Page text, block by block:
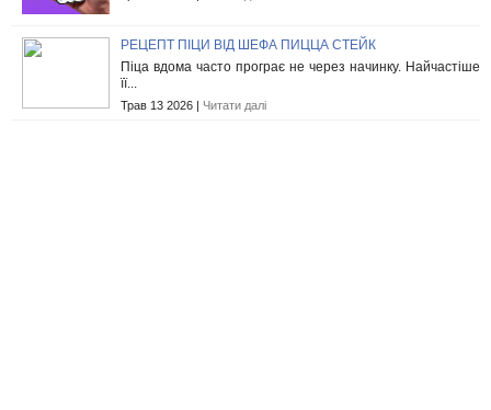
РЕЦЕПТ ПІЦИ ВІД ШЕФА ПИЦЦА СТЕЙК
Піца вдома часто програє не через начинку. Найчастіше
її...
Трав 13 2026 | Читати далі